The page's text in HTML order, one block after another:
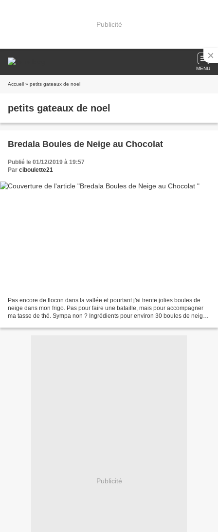
Publicité
MENU
Accueil » petits gateaux de noel
petits gateaux de noel
Bredala Boules de Neige au Chocolat
Publié le 01/12/2019 à 19:57
Par ciboulette21
Pas encore de flocon dans la vallée et pourtant j'ai trente jolies boules de
neige dans mon frigo. Pas pour faire une bataille, mais pour accompagner
ma tasse de thé. Sympa non ? Ingrédients pour environ 30 boules de neige :
Publicité